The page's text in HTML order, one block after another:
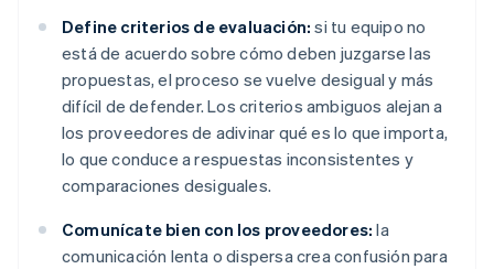
Define criterios de evaluación: si tu equipo no
está de acuerdo sobre cómo deben juzgarse las
propuestas, el proceso se vuelve desigual y más
difícil de defender. Los criterios ambiguos alejan a
los proveedores de adivinar qué es lo que importa,
lo que conduce a respuestas inconsistentes y
comparaciones desiguales.
Comunícate bien con los proveedores: la
comunicación lenta o dispersa crea confusión para